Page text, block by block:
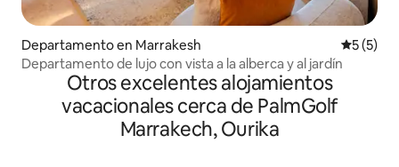
Departamento en Marrakesh
5 (5)
Departamento de lujo con vista a la alberca y al jardín
Otros excelentes alojamientos
vacacionales cerca de PalmGolf
Marrakech, Ourika